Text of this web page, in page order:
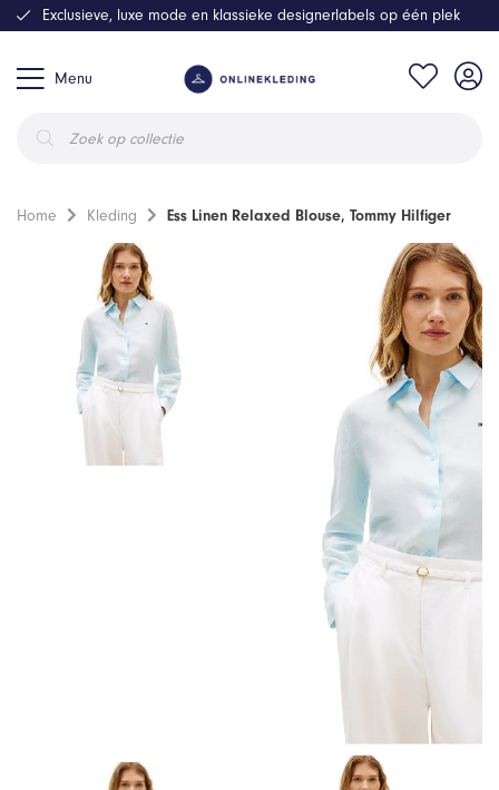
Menu
zoeken
Exclusieve, luxe mode en klassieke designerlabels op één plek
Home Kleding Ess Linen Relaxed Blouse, Tommy Hilfiger